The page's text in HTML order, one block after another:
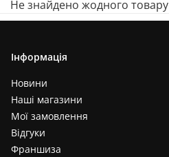
Молочний+чорний (1)
Білий+рожевий (1)
Білий+бежевий (1)
Фісташковий (1)
Молочний+рожевий (1)
Молочний+червоний (1)
Не знайдено жодного товару
Інформація
Новини
Наші магазини
Мої замовлення
Відгуки
Франшиза